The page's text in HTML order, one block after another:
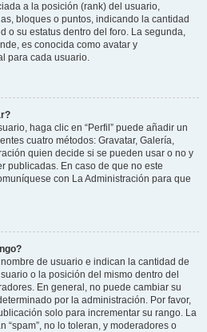
a la posición (rank) del usuario,
bloques o puntos, indicando la cantidad
o su estatus dentro del foro. La segunda,
es conocida como avatar y
para cada usuario.
haga clic en “Perfil” puede añadir un
cuatro métodos: Gravatar, Galería,
quien decide si se pueden usar o no y
publicadas. En caso de que no este
con La Administración para que
de usuario e indican la cantidad de
o la posición del mismo dentro del
En general, no puede cambiar su
por la administración. Por favor,
solo para incrementar su rango. La
“spam”, no lo toleran, y moderadores o